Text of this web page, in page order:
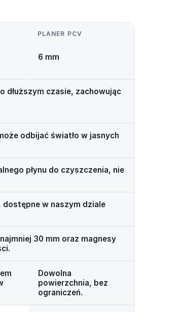
PLANER PCV
6 mm
dłuższym czasie, zachowując
odbijać światło w jasnych
płynu do czyszczenia, nie
dostępne w naszym dziale
30 mm oraz magnesy
Dowolna
powierzchnia, bez
ograniczeń.